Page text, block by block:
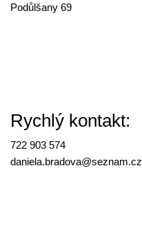
Podůlšany 69
Rychlý kontakt:
722 903 574
daniela.bradova@seznam.cz